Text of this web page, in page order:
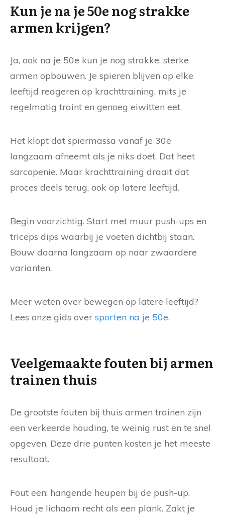
Kun je na je 50e nog strakke
armen krijgen?
Ja, ook na je 50e kun je nog strakke, sterke
armen opbouwen. Je spieren blijven op elke
leeftijd reageren op krachttraining, mits je
regelmatig traint en genoeg eiwitten eet.
Het klopt dat spiermassa vanaf je 30e
langzaam afneemt als je niks doet. Dat heet
sarcopenie. Maar krachttraining draait dat
proces deels terug, ook op latere leeftijd.
Begin voorzichtig. Start met muur push-ups en
triceps dips waarbij je voeten dichtbij staan.
Bouw daarna langzaam op naar zwaardere
varianten.
Meer weten over bewegen op latere leeftijd?
Lees onze gids over sporten na je 50e.
Veelgemaakte fouten bij armen
trainen thuis
De grootste fouten bij thuis armen trainen zijn
een verkeerde houding, te weinig rust en te snel
opgeven. Deze drie punten kosten je het meeste
resultaat.
Fout een: hangende heupen bij de push-up.
Houd je lichaam recht als een plank. Zakt je